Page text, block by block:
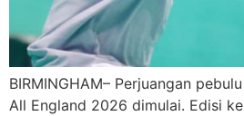
BIRMINGHAM– Perjuangan
All England 2026 dimulai. Edisi